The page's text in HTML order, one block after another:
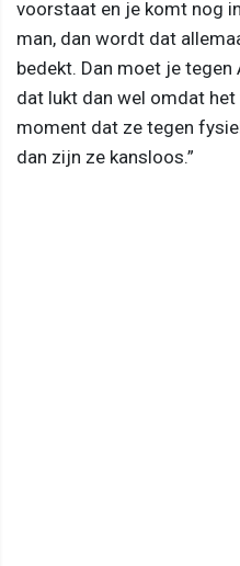
voorstaat en je komt nog
man, dan wordt dat
bedekt. Dan moet je tegen
dat lukt dan wel omdat
moment dat ze tegen
dan zijn ze kansloos.”